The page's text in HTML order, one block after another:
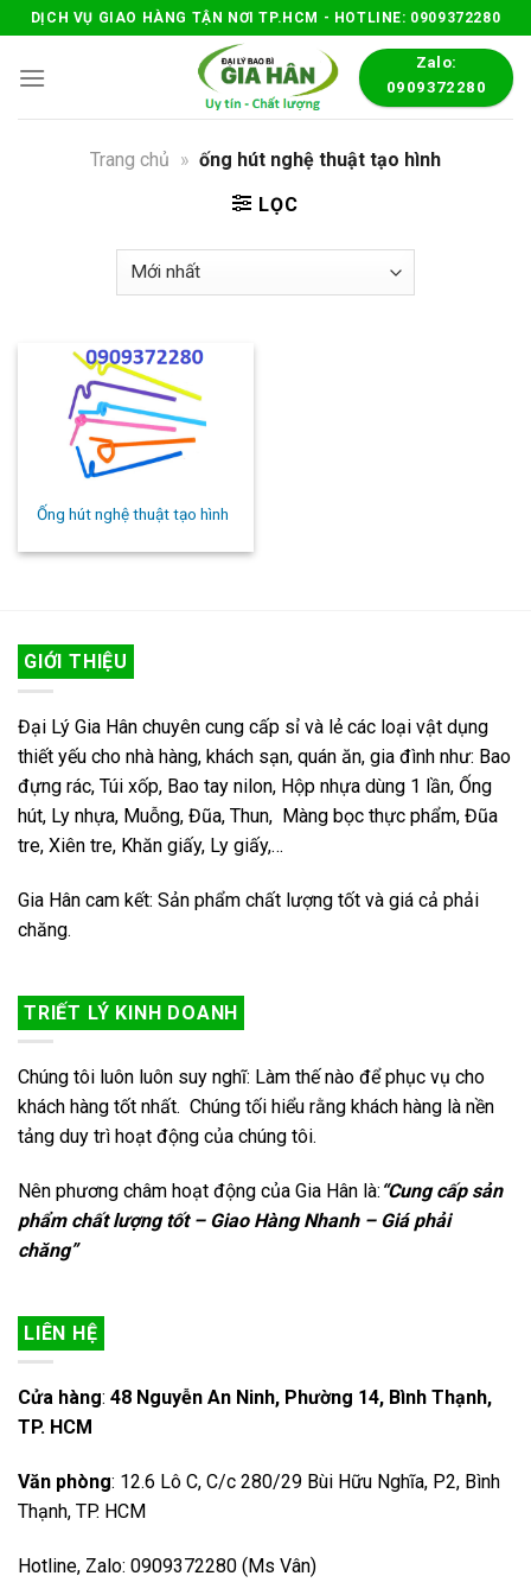
Skip
to
content
DỊCH VỤ GIAO HÀNG TẬN NƠI TP.HCM - HOTLINE: 0909372280
Zalo:
0909372280
Trang chủ » ống hút nghệ thuật tạo hình
LỌC
Ống hút nghệ thuật tạo hình
GIỚI THIỆU
Đại Lý Gia Hân chuyên cung cấp sỉ và lẻ các loại vật dụng
thiết yếu cho nhà hàng, khách sạn, quán ăn, gia đình như: Bao
đựng rác, Túi xốp, Bao tay nilon, Hộp nhựa dùng 1 lần, Ống
hút, Ly nhựa, Muỗng, Đũa, Thun, Màng bọc thực phẩm, Đũa
tre, Xiên tre, Khăn giấy, Ly giấy,…
Gia Hân cam kết: Sản phẩm chất lượng tốt và giá cả phải
chăng.
TRIẾT LÝ KINH DOANH
Chúng tôi luôn luôn suy nghĩ: Làm thế nào để phục vụ cho
khách hàng tốt nhất. Chúng tối hiểu rằng khách hàng là nền
tảng duy trì hoạt động của chúng tôi.
Nên phương châm hoạt động của Gia Hân là: “Cung cấp sản
phẩm chất lượng tốt – Giao Hàng Nhanh – Giá phải
chăng”
LIÊN HỆ
Cửa hàng: 48 Nguyễn An Ninh, Phường 14, Bình Thạnh,
TP. HCM
Văn phòng: 12.6 Lô C, C/c 280/29 Bùi Hữu Nghĩa, P2, Bình
Thạnh, TP. HCM
Hotline, Zalo: 0909372280 (Ms Vân)